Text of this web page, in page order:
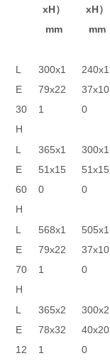
xH）
mm
xH）
mm
L
E
30
H
300x1
79x22
1
240x1
37x10
0
L
E
60
H
365x1
51x15
0
300x1
51x15
0
L
E
70
H
568x1
79x22
1
505x1
37x10
0
L
E
12
365x2
78x32
1
300x2
40x20
0